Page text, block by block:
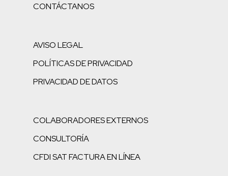
CONTÁCTANOS
AVISO LEGAL
POLÍTICAS DE PRIVACIDAD
PRIVACIDAD DE DATOS
COLABORADORES EXTERNOS
CONSULTORÍA
CFDI SAT FACTURA EN LÍNEA